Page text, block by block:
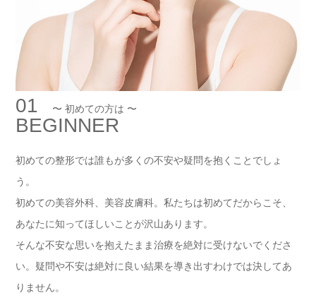
01 〜 初めての方は 〜
BEGINNER
初めての整形では誰もが多くの不安や疑問を抱くことでしょ
う。
初めての美容外科、美容皮膚科。私たちは初めてだからこそ、
あなたに知ってほしいことが沢山あります。
そんな不安な思いを抱えたまま治療を絶対に受けないでくださ
い。疑問や不安は絶対に良い結果を導き出すわけでは決してあ
りません。